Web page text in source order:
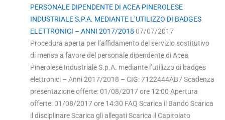
PERSONALE DIPENDENTE DI ACEA PINEROLESE
INDUSTRIALE S.P.A. MEDIANTE L’UTILIZZO DI BADGES
ELETTRONICI – ANNI 2017/2018 07/07/2017
Procedura aperta per l’affidamento del servizio sostitutivo
di mensa a favore del personale dipendente di Acea
Pinerolese Industriale S.p.A. mediante l’utilizzo di badges
elettronici – Anni 2017/2018 – CIG: 7122444AB7 Scadenza
presentazione offerte: 01/08/2017 ore 12:00 Apertura
offerte: 01/08/2017 ore 14:30 FAQ Scarica il Bando Scarica
il disciplinare Scarica gli allegati Scarica il Capitolato